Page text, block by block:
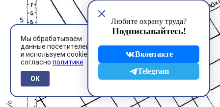
Мы обрабатываем
данные посетителей
и используем cookies
согласно политике
ОК
Любите охрану труда?
Подписывайтесь!
Вконтакте
Telegram